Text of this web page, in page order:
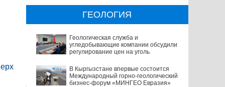
ГЕОЛОГИЯ
Геологическая служба и
угледобывающие компании обсудили
регулирование цен на уголь
В Кыргызстане впервые состоится
Международный горно-геологический
бизнес-форум «МИНГЕО Евразия»